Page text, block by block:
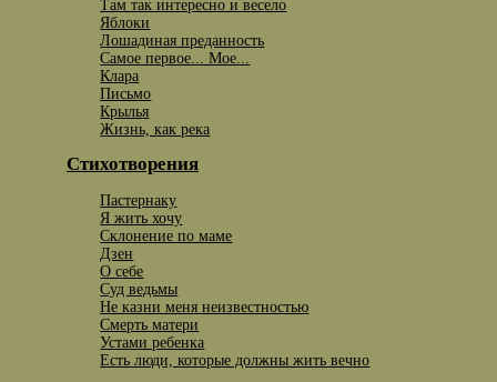
Там так интересно и весело
Яблоки
Лошадиная преданность
Самое первое... Мое...
Клара
Письмо
Крылья
Жизнь, как река
Стихотворения
Пастернаку
Я жить хочу
Склонение по маме
Дзен
О себе
Суд ведьмы
Не казни меня неизвестностью
Смерть матери
Устами ребенка
Есть люди, которые должны жить вечно